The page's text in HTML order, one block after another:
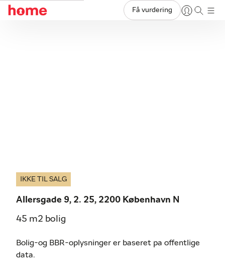
Få vurdering
IKKE TIL SALG
Allersgade 9, 2. 25, 2200 København N
45 m2 bolig
Bolig-og BBR-oplysninger er baseret pa offentlige
data.